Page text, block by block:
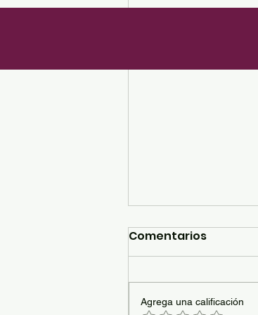
Comentarios
Agrega una calificación